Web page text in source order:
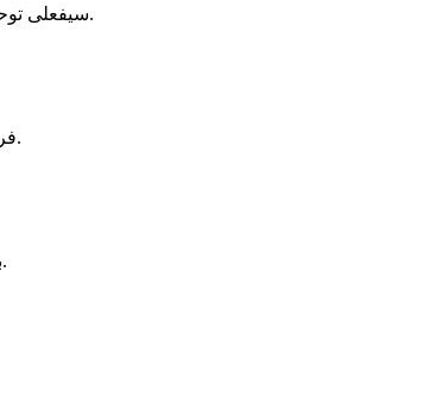
سیفعلی توحیدی یکی از داوطلبان نمایندگی مجلس دهم از حوزه انتخابیه پارس آباد و بیله سوار با انتشار بیانیه ای از ادامه رقابت در عرصه انتخابات کناره گیری کرد.
فرمانده سپاه ناحیه پارس آباد گفت: تقلب در انتخابات 88 بهانه ای از سوی سران فتنه برای براندازی نظام جمهوری اسلامی و کینه دیرینه بااصل ولایت بود.
به مناسبت فرارسیدن سالروز تشکیل نهاد مقدس شورای نگهبان، نشست بصیرت افزایی ناظران شورای نگهبان شهرستان مرزی پارس آباد برگزار شد.